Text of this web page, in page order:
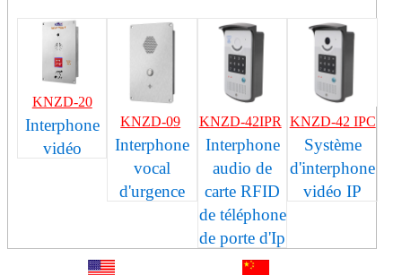
KNZD-20
Interphone
vidéo
KNZD-09
Interphone
vocal
d'urgence
KNZD-42IPR
Interphone
audio de
carte RFID
de téléphone
de porte d'Ip
KNZD-42 IPC
Système
d'interphone
vidéo IP